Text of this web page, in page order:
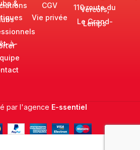
&
à-
CGV
Vie privée
110 route du
Vercors,
Le Grand-
Lemps
par l'agence E-ssentiel